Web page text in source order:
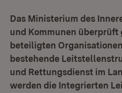
Das Ministerium des
und Kommunen überprüft
beteiligten
bestehende
und Rettungsdienst im
werden die Integrierten